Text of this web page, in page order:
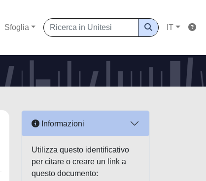
Sfoglia IT
Informazioni
Utilizza questo identificativo
per citare o creare un link a
questo documento: